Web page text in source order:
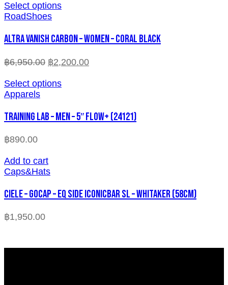
Select options
RoadShoes
ALTRA VANISH CARBON – WOMEN – CORAL BLACK
฿6,950.00 ฿2,200.00
Select options
Apparels
TRAINING LAB – MEN – 5″ FLOW+ (24121)
฿890.00
Add to cart
Caps&Hats
CIELE – GOCAP – EQ SIDE ICONICBAR SL – WHITAKER (58cm)
฿1,950.00